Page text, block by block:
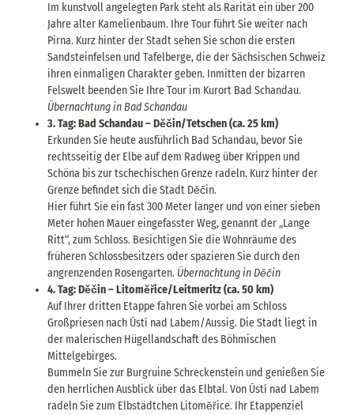
Im kunstvoll angelegten Park steht als Rarität ein über 200
Jahre alter Kamelienbaum. Ihre Tour führt Sie weiter nach
Pirna. Kurz hinter der Stadt sehen Sie schon die ersten
Sandsteinfelsen und Tafelberge, die der Sächsischen Schweiz
ihren einmaligen Charakter geben. Inmitten der bizarren
Felswelt beenden Sie Ihre Tour im Kurort Bad Schandau.
Übernachtung in Bad Schandau
3. Tag: Bad Schandau – Děčin/Tetschen (ca. 25 km)
Erkunden Sie heute ausführlich Bad Schandau, bevor Sie
rechtsseitig der Elbe auf dem Radweg über Krippen und
Schöna bis zur tschechischen Grenze radeln. Kurz hinter der
Grenze befindet sich die Stadt Děčin.
Hier führt Sie ein fast 300 Meter langer und von einer sieben
Meter hohen Mauer eingefasster Weg, genannt der „Lange
Ritt“, zum Schloss. Besichtigen Sie die Wohnräume des
früheren Schlossbesitzers oder spazieren Sie durch den
angrenzenden Rosengarten. Übernachtung in Děčin
4. Tag: Děčin – Litoměřice/Leitmeritz (ca. 50 km)
Auf Ihrer dritten Etappe fahren Sie vorbei am Schloss
Großpriesen nach Ústí nad Labem/Aussig. Die Stadt liegt in
der malerischen Hügellandschaft des Böhmischen
Mittelgebirges.
Bummeln Sie zur Burgruine Schreckenstein und genießen Sie
den herrlichen Ausblick über das Elbtal. Von Ústí nad Labem
radeln Sie zum Elbstädtchen Litoměřice. Ihr Etappenziel